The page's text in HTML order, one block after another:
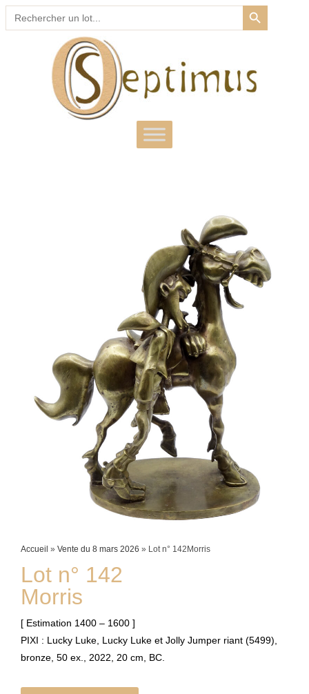
Search
for:
SEARCH BUTTON
Accueil » Vente du 8 mars 2026 » Lot n° 142Morris
Lot n° 142
Morris
[ Estimation 1400 – 1600 ]
PIXI : Lucky Luke, Lucky Luke et Jolly Jumper riant (5499),
bronze, 50 ex., 2022, 20 cm, BC.